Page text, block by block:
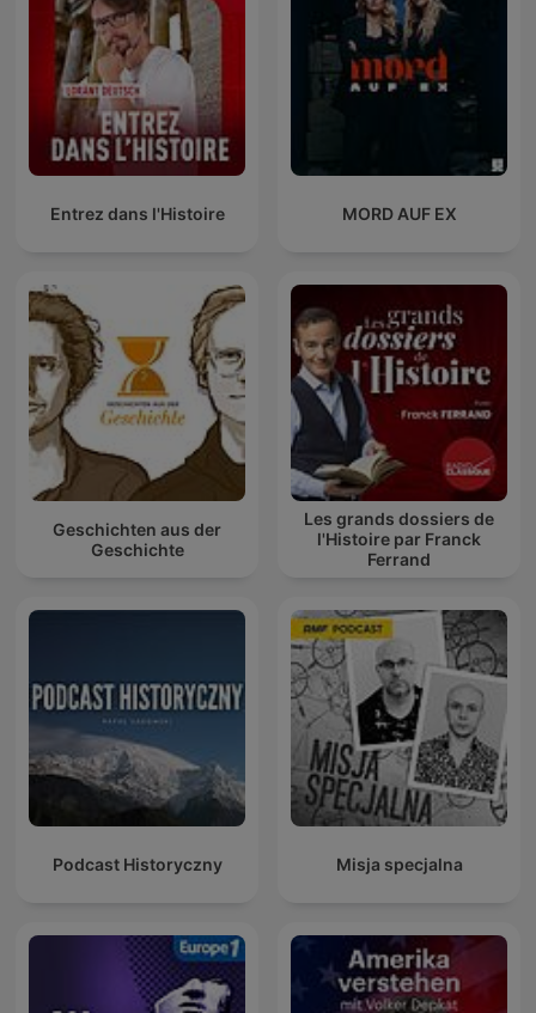
Entrez dans l'Histoire MORD AUF EX
Geschichten aus der
Geschichte
Les grands dossiers de
l'Histoire par Franck
Ferrand
Podcast Historyczny Misja specjalna